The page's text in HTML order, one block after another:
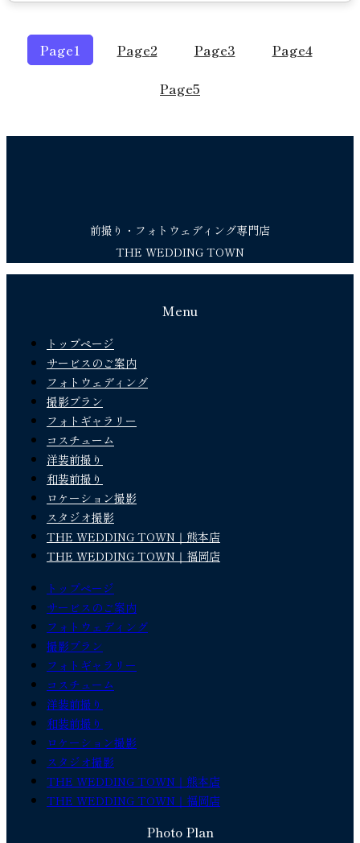
Page1 Page2 Page3 Page4
Page5
前撮り・フォトウェディング専門店
THE WEDDING TOWN
Menu
トップページ
サービスのご案内
フォトウェディング
撮影プラン
フォトギャラリー
コスチューム
洋装前撮り
和装前撮り
ロケーション撮影
スタジオ撮影
THE WEDDING TOWN｜熊本店
THE WEDDING TOWN｜福岡店
トップページ
サービスのご案内
フォトウェディング
撮影プラン
フォトギャラリー
コスチューム
洋装前撮り
和装前撮り
ロケーション撮影
スタジオ撮影
THE WEDDING TOWN｜熊本店
THE WEDDING TOWN｜福岡店
Photo Plan